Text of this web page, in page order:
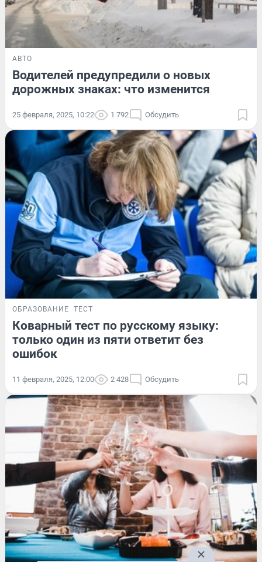
АВТО
Водителей предупредили о новых
дорожных знаках: что изменится
25 февраля, 2025, 10:22 1 792 Обсудить
ОБРАЗОВАНИЕ ТЕСТ
Коварный тест по русскому языку:
только один из пяти ответит без
ошибок
11 февраля, 2025, 12:00 2 428 Обсудить